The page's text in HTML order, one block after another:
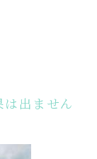
出ません